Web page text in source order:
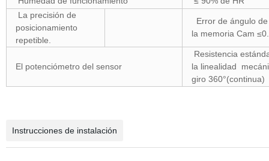
La precisión de
posicionamiento
repetible.
Error de ángulo de
la memoria Cam
El potenciómetro del sensor
Resistencia
la linealidad
giro 360°(continua)
Instrucciones de instalación